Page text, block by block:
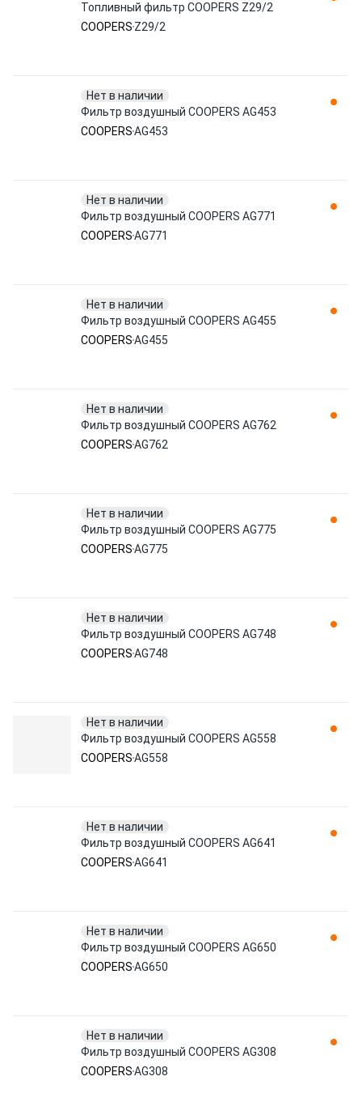
Топливный фильтр COOPERS Z29/2
COOPERS Z29/2
Нет в наличии
Фильтр воздушный COOPERS AG453
COOPERSAG453
Нет в наличии
Фильтр воздушный COOPERS AG771
COOPERSAG771
Нет в наличии
Фильтр воздушный COOPERS AG455
COOPERSAG455
Нет в наличии
Фильтр воздушный COOPERS AG762
COOPERSAG762
Нет в наличии
Фильтр воздушный COOPERS AG775
COOPERSAG775
Нет в наличии
Фильтр воздушный COOPERS AG748
COOPERSAG748
Нет в наличии
Фильтр воздушный COOPERS AG558
COOPERSAG558
Нет в наличии
Фильтр воздушный COOPERS AG641
COOPERSAG641
Нет в наличии
Фильтр воздушный COOPERS AG650
COOPERSAG650
Нет в наличии
Фильтр воздушный COOPERS AG308
COOPERSAG308